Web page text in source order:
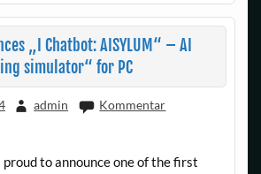
„I Chatbot: AISYLUM“ – AI
simulator“ for PC
admin
Kommentar
proud to announce one of the first